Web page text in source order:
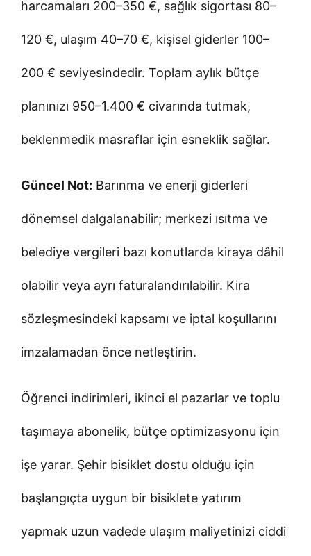
harcamaları 200–350 €, sağlık sigortası 80–
120 €, ulaşım 40–70 €, kişisel giderler 100–
200 € seviyesindedir. Toplam aylık bütçe
planınızı 950–1.400 € civarında tutmak,
beklenmedik masraflar için esneklik sağlar.
Güncel Not: Barınma ve enerji giderleri
dönemsel dalgalanabilir; merkezi ısıtma ve
belediye vergileri bazı konutlarda kiraya dâhil
olabilir veya ayrı faturalandırılabilir. Kira
sözleşmesindeki kapsamı ve iptal koşullarını
imzalamadan önce netleştirin.
Öğrenci indirimleri, ikinci el pazarlar ve toplu
taşımaya abonelik, bütçe optimizasyonu için
işe yarar. Şehir bisiklet dostu olduğu için
başlangıçta uygun bir bisiklete yatırım
yapmak uzun vadede ulaşım maliyetinizi ciddi